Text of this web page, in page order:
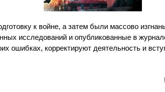
к войне, а затем были массово
исследований и опубликованные в
ошибках, корректируют деятельность и